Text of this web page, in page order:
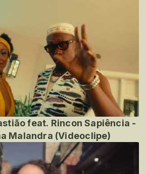
feat. Rincon Sapiência -
Malandra (Videoclipe)